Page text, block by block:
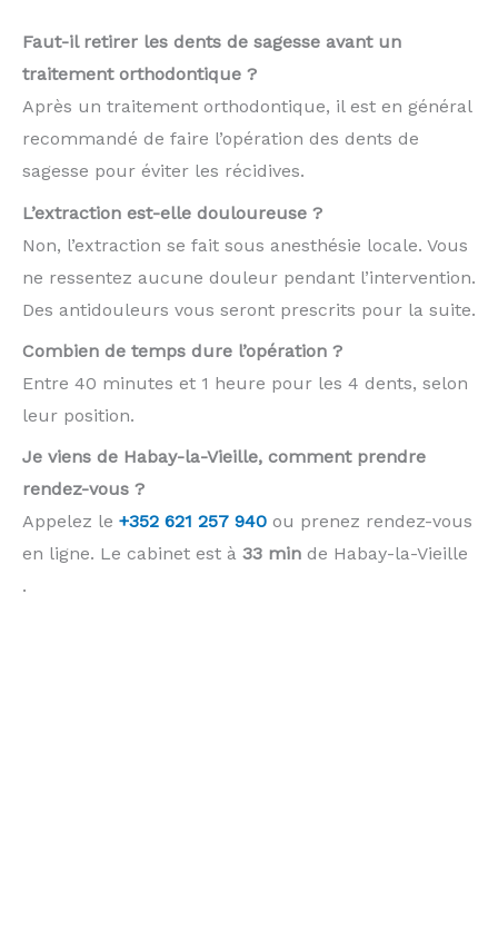
Faut-il retirer les dents de sagesse avant un
traitement orthodontique ?
Après un traitement orthodontique, il est en général
recommandé de faire l’opération des dents de
sagesse pour éviter les récidives.
L’extraction est-elle douloureuse ?
Non, l’extraction se fait sous anesthésie locale. Vous
ne ressentez aucune douleur pendant l’intervention.
Des antidouleurs vous seront prescrits pour la suite.
Combien de temps dure l’opération ?
Entre 40 minutes et 1 heure pour les 4 dents, selon
leur position.
Je viens de Habay-la-Vieille, comment prendre
rendez-vous ?
Appelez le +352 621 257 940 ou prenez rendez-vous
en ligne. Le cabinet est à 33 min de Habay-la-Vieille
.